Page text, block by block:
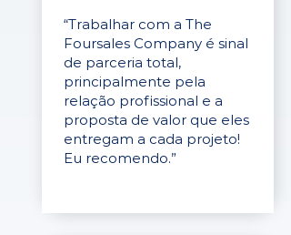
“Trabalhar com a The
Foursales Company é sinal
de parceria total,
principalmente pela
relação profissional e a
proposta de valor que eles
entregam a cada projeto!
Eu recomendo.”